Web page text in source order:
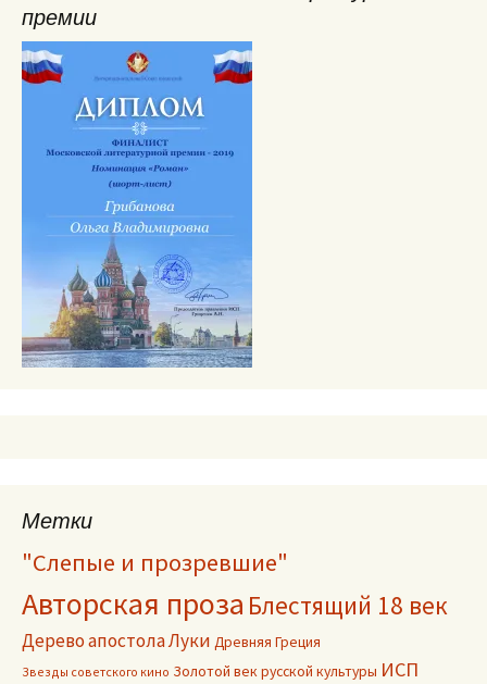
премии
Метки
"Слепые и прозревшие"
Авторская проза Блестящий 18 век
Дерево апостола Луки Древняя Греция
Звезды советского кино Золотой век русской культуры ИСП